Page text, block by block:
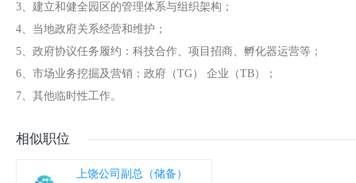
3、建立和健全园区的管理体系与组织架构；
4、当地政府关系经营和维护；
5、政府协议任务履约：科技合作、项目招商、孵化器运营等；
6、市场业务挖掘及营销：政府（TG） 企业（TB）；
7、其他临时性工作。
相似职位
上饶公司副总（储备）